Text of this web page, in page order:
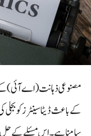
مصنوعی ذہانت (اے آئی)
کے باعث ڈیٹا سینٹرز کو